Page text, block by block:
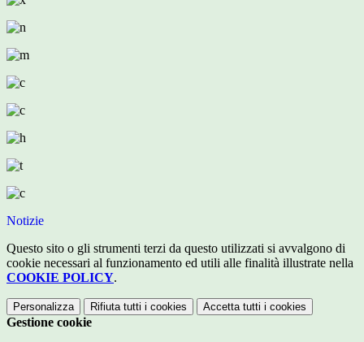
Notizie
Questo sito o gli strumenti terzi da questo utilizzati si avvalgono di
cookie necessari al funzionamento ed utili alle finalità illustrate nella
COOKIE POLICY.
Personalizza Rifiuta tutti i cookies Accetta tutti i cookies
Gestione cookie